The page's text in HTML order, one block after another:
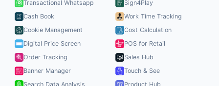
Transactional Whatsapp
Cash Book
Cookie Management
Digital Price Screen
Order Tracking
Banner Manager
Search Data Analysis
Sign4Play
Work Time Tracking
Cost Calculation
POS for Retail
Sales Hub
Touch & See
Product Hub